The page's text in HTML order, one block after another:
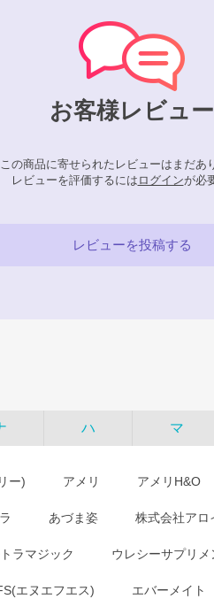
お客様レビュー
この商品に寄せられたレビューはまだあ
レビューを評価するには ログインが必
レビューを投稿する
ハ マ
ー) アメリ アメリH&O
あづま姿 株式会社アロ
ラマジック ウレシーサプリメ
エヌエフエス) エバーメイト